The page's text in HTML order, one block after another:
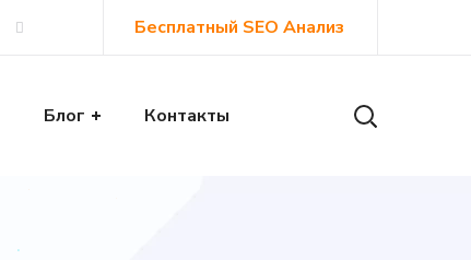
Бесплатный SEO Анализ
Блог Контакты